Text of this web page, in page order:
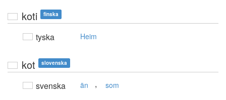
koti finska
tyska Heim
kot slovenska
svenska än , som